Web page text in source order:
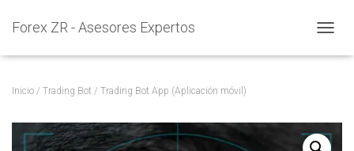
Forex ZR - Asesores Expertos
A
M
Inicio / Trading Bot / Trading Bot App (Aplicación móvil)